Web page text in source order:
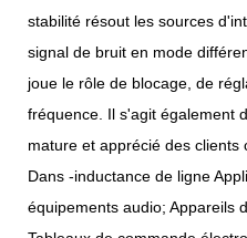
stabilité résout les sources
signal de bruit en mode
joue le rôle de blocage, de
fréquence. Il s'agit également
mature et apprécié des clients
Dans -inductance de ligne
équipements audio; Appareils